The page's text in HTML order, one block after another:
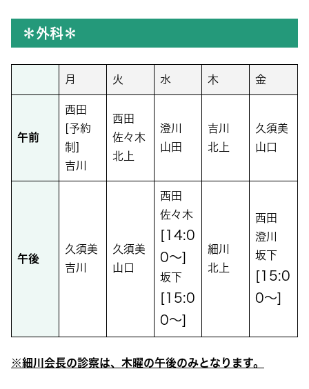
＊外科＊
月 火 水 木 金
午前
西田
[予約
制]
吉川
西田
佐々木
北上
澄川
山田
吉川
北上
久須美
山口
午後
久須美
吉川
久須美
山口
西田
佐々木
[14:0
0～]
坂下
[15:0
0～]
細川
北上
西田
澄川
坂下
[15:0
0～]
※細川会長の診察は、木曜の午後のみとなります。